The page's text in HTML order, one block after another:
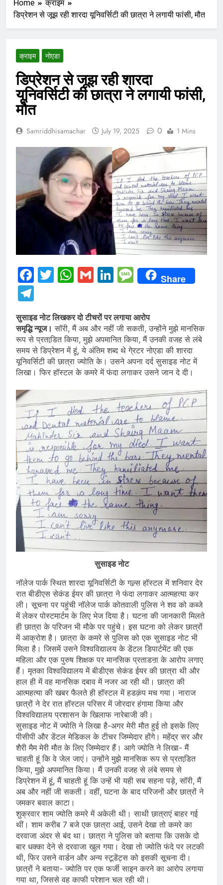
Home
क्राइम
डिप्रेशन से जूझ रही शारदा यूनिवर्सिटी की छात्रा ने लगायी फांसी, मौत
क्राइम नोएडा
डिप्रेशन से जूझ रही शारदा
यूनिवर्सिटी की छात्रा ने लगायी फांसी,
मौत
Samriddhisamachar July 19, 2025 0 1 Mins
Facebook
Twitter
WhatsApp
GmailLinkedIn
Message
Share
सुसाइड नोट लिखकर दो टीचरों पर लगाया आरोप
समृद्धि न्यूज। सॉरी, मैं अब और नहीं जी सकती, उन्होंने मुझे मानसिक
रूप से प्रताडि़त किया, मुझे अपमानित किया, मैं उनकी वजह से लंबे
समय से डिप्रेशन में हूं, ये अंतिम शब्द थे गे्रटर नोएडा की शारदा
यूनिवर्सिटी की छात्रा ज्योति के। उसने अपना दर्द सुसाइड नोट में
लिखा। फिर हॉस्टल के कमरे में फंदा लगाकर उसने जान दे दी।
सुसाइड नोट
नॉलेज पार्क स्थित शारदा यूनिवर्सिटी के गल्र्स हॉस्टल में शनिवार देर
रात बीडीएस सेकंड ईयर की छात्रा ने फंदा लगाकर आत्महत्या कर
ली। सूचना पर पहुंची नॉलेज पार्क कोतवाली पुलिस ने शव को कब्जे
में लेकर पोस्टमार्टम के लिए भेज दिया है। घटना की जानकारी मिलते
ही छात्रा के परिजन भी मौके पर पहुंचे। इस घटना को लेकर छात्रों
में आक्रोश है। छात्रा के कमरे से पुलिस को एक सुसाइड नोट भी
मिला है। जिसमें उसने विश्वविद्यालय के डेंटल डिपार्टमेंट की एक
महिला और एक पुरुष शिक्षक पर मानसिक प्रताडऩा के आरोप लगाए
हैं। मृतका विश्वविद्यालय में बीडीएस सेकंड ईयर की छात्रा थी और
हाल ही में वह मानसिक दबाव में नजर आ रही थी। छात्रा की
आत्महत्या की खबर फैलते ही हॉस्टल में हडक़ंप मच गया। नाराज
छात्रों ने देर रात हॉस्टल परिसर में जोरदार हंगामा किया और
विश्वविद्यालय प्रशासन के खिलाफ नारेबाजी की।
सुसाइड नोट में ज्योति ने लिखा है-अगर मेरी मौत हुई तो इसके लिए
पीसीपी और डेंटल मेडिकल के टीचर जिम्मेदार होंगे। महेंद्र सर और
शैरी मैम मेरी मौत के लिए जिम्मेदार हैं। आगे ज्योति ने लिखा- मैं
चाहती हूं कि वे जेल जाएं। उन्होंने मुझे मानसिक रूप से प्रताडि़त
किया, मुझे अपमानित किया। मैं उनकी वजह से लंबे समय से
डिप्रेशन में हूं, मैं चाहती हूं कि उन्हें भी यही सब सहना पड़े, सॉरी, मैं
अब और नहीं जी सकती। वहीं, घटना के बाद परिजनों और छात्रों ने
जमकर बवाल काटा।
शुक्रवार शाम ज्योति कमरे में अकेली थी। साथी छात्राएं बाहर गई
थीं। शाम करीब 7 बजे एक छात्रा आई, उसने देखा तो कमरे का
दरवाजा अंदर से बंद था। छात्रा ने पुलिस को बताया कि उसके दो
बार धक्का देने से दरवाजा खुल गया। देखा तो ज्योति फंदे पर लटकी
थी, फिर उसने वार्डन और अन्य स्टूडेंट्स को इसकी सूचना दी।
छात्रों ने बताया- ज्योति पर एक फर्जी साइन करने का आरोप लगाया
गया था, जिससे वह काफी परेशान चल रही थी।